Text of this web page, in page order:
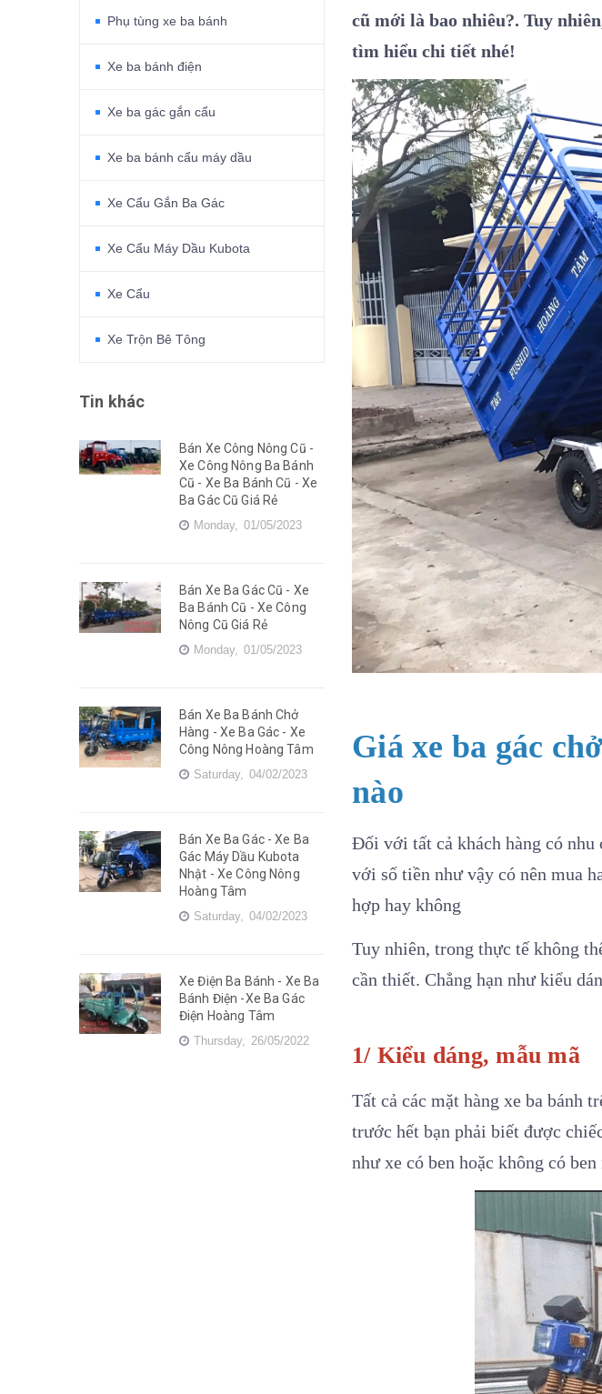
cũ mới là bao nhiêu?. Tuy
tìm hiểu chi tiết nhé!
Giá xe ba gác
nào
Đối với tất cả khách hàng có nhu
với số tiền như vậy có nên mua
hợp hay không
Tuy nhiên, trong thực tế không
cần thiết. Chẳng hạn như kiểu
1/ Kiểu dáng, mẫu mã
Tất cả các mặt hàng xe ba bánh
trước hết bạn phải biết được
như xe có ben hoặc không có
Phụ tùng xe ba bánh
Xe ba bánh điện
Xe ba gác gắn cẩu
Xe ba bánh cẩu máy dầu
Xe Cẩu Gắn Ba Gác
Xe Cẩu Máy Dầu Kubota
Xe Cẩu
Xe Trộn Bê Tông
Tin khác
Bán Xe Công Nông Cũ -
Xe Công Nông Ba Bánh
Cũ - Xe Ba Bánh Cũ - Xe
Ba Gác Cũ Giá Rẻ
Monday, 01/05/2023
Bán Xe Ba Gác Cũ - Xe
Ba Bánh Cũ - Xe Công
Nông Cũ Giá Rẻ
Monday, 01/05/2023
Bán Xe Ba Bánh Chở
Hàng - Xe Ba Gác - Xe
Công Nông Hoàng Tâm
Saturday, 04/02/2023
Bán Xe Ba Gác - Xe Ba
Gác Máy Dầu Kubota
Nhật - Xe Công Nông
Hoàng Tâm
Saturday, 04/02/2023
Xe Điện Ba Bánh - Xe Ba
Bánh Điện -Xe Ba Gác
Điện Hoàng Tâm
Thursday, 26/05/2022